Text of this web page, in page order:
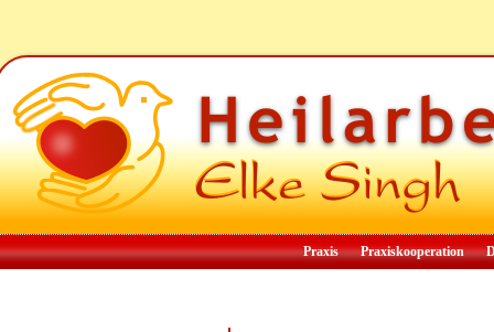
Praxis Praxiskooperation